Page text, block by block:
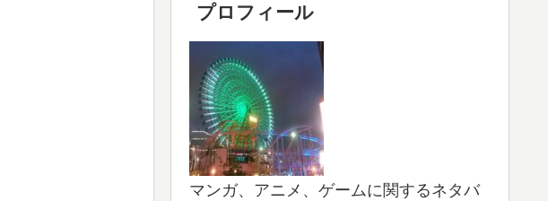
プロフィール
マンガ、アニメ、ゲームに関するネタバ